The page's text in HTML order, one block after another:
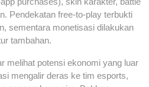
Pendekatan free-to-play terbukti
sementara monetisasi dilakukan
tambahan.
melihat potensi ekonomi yang luar
mengalir deras ke tim esports,